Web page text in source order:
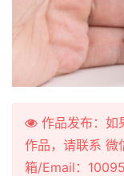
作品发布：如
作品，请联系
箱/Email：